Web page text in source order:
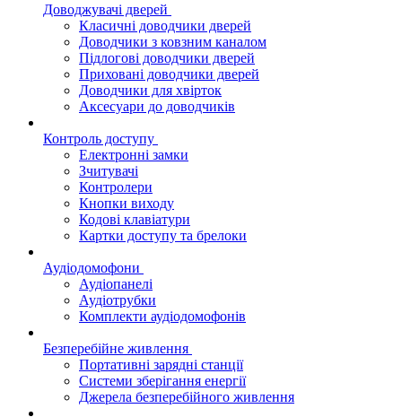
Доводжувачі дверей
Класичні доводчики дверей
Доводчики з ковзним каналом
Підлогові доводчики дверей
Приховані доводчики дверей
Доводчики для хвірток
Аксесуари до доводчиків
Контроль доступу
Електронні замки
Зчитувачі
Контролери
Кнопки виходу
Кодові клавіатури
Картки доступу та брелоки
Аудіодомофони
Аудіопанелі
Аудіотрубки
Комплекти аудіодомофонів
Безперебійне живлення
Портативні зарядні станції
Системи зберігання енергії
Джерела безперебійного живлення